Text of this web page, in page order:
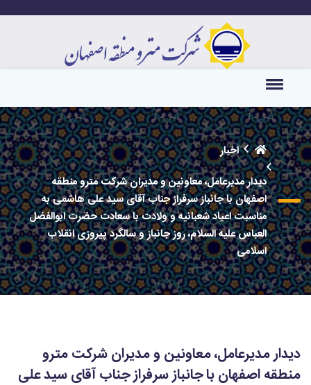
اخبار
دیدار مدیرعامل، معاونین و مدیران شرکت مترو منطقه
اصفهان با جانباز سرفراز جناب آقای سید علی هاشمی به
مناسبت اعیاد شعبانیه و ولادت با سعادت حضرت ابوالفضل
العباس علیه السلام، روز جانباز و سالگرد پیروزی انقلاب
اسلامی
دیدار مدیرعامل، معاونین و مدیران شرکت مترو
منطقه اصفهان با جانباز سرفراز جناب آقای سید علی